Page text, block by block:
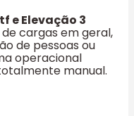
e Elevação 3
cargas em geral,
de pessoas ou
operacional
manual.